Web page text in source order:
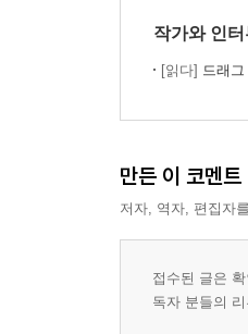
작가와 인
[읽다] 드래
만든 이 코멘트
저자, 역자, 편집자
접수된 글은
독자 분들의